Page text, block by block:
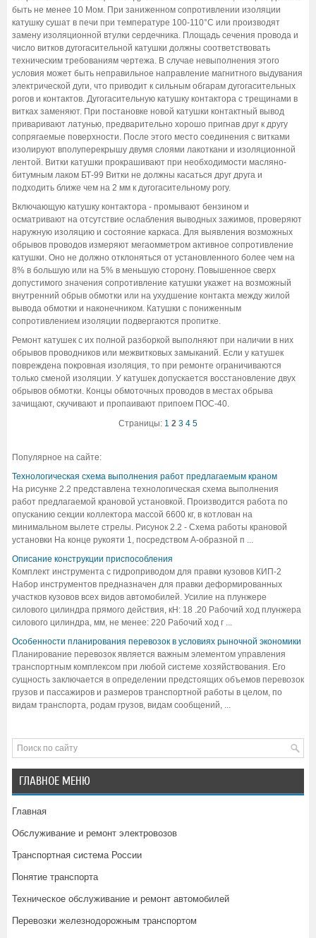
быть не менее 10 Мом. При заниженном сопротивлении изоляции
катушку сушат в печи при температуре 100-110°С или производят
замену изоляционной втулки сердечника. Площадь сечения провода и
число витков дугогасительной катушки должны соответствовать
техническим требованиям чертежа. В случае невыполнения этого
условия может быть неправильное направление магнитного выдувания
электрической дуги, что приводит к сильным обгарам дугогасительных
рогов и контактов. Дугогасительную катушку контактора с трещинами в
витках заменяют. При постановке новой катушки контактный вывод
приваривают латунью, предварительно хорошо пригнав друг к другу
сопрягаемые поверхности. После этого место соединения с витками
изолируют вполуперекрышу двумя слоями лакоткани и изоляционной
лентой. Витки катушки прокрашивают при необходимости масляно-
битумным лаком БТ-99 Витки не должны касаться друг друга и
подходить ближе чем на 2 мм к дугогасительному рогу.
Включающую катушку контактора - промывают бензином и
осматривают на отсутствие ослабления выводных зажимов, проверяют
наружную изоляцию и состояние каркаса. Для выявления возможных
обрывов проводов измеряют мегаомметром активное сопротивление
катушки. Оно не должно отклоняться от установленного более чем на
8% в большую или на 5% в меньшую сторону. Повышенное сверх
допустимого значения сопротивление катушки укажет на возможный
внутренний обрыв обмотки или на ухудшение контакта между жилой
вывода обмотки и наконечником. Катушки с пониженным
сопротивлением изоляции подвергаются пропитке.
Ремонт катушек с их полной разборкой выполняют при наличии в них
обрывов проводников или межвитковых замыканий. Если у катушек
повреждена покровная изоляция, то при ремонте ограничиваются
только сменой изоляции. У катушек допускается восстановление двух
обрывов обмотки. Концы обмоточных проводов в местах обрыва
зачищают, скучивают и пропаивают припоем ПОС-40.
Страницы: 1 2 3 4 5
Популярное на сайте:
Технологическая схема выполнения работ предлагаемым краном
На рисунке 2.2 представлена технологическая схема выполнения
работ предлагаемой крановой установкой. Производится работа по
опусканию секции коллектора массой 6600 кг, в котлован на
минимальном вылете стрелы. Рисунок 2.2 - Схема работы крановой
установки На конце рукояти 1, посредством А-образной п ...
Описание конструкции приспособления
Комплект инструмента с гидроприводом для правки кузовов КИП-2
Набор инструментов предназначен для правки деформированных
участков кузовов всех видов автомобилей. Усилие на плунжере
силового цилиндра прямого действия, кН: 18 .20 Рабочий ход плунжера
силового цилиндра, мм, не менее: 220 Рабочий ход г ...
Особенности планирования перевозок в условиях рыночной экономики
Планирование перевозок является важным элементом управления
транспортным комплексом при любой системе хозяйствования. Его
сущность заключается в определении предстоящих объемов перевозок
грузов и пассажиров и размеров транспортной работы в целом, по
видам транспорта, родам грузов, видам сообщений, ...
ГЛАВНОЕ МЕНЮ
Главная
Обслуживание и ремонт электровозов
Транспортная система России
Понятие транспорта
Техническое обслуживание и ремонт автомобилей
Перевозки железнодорожным транспортом